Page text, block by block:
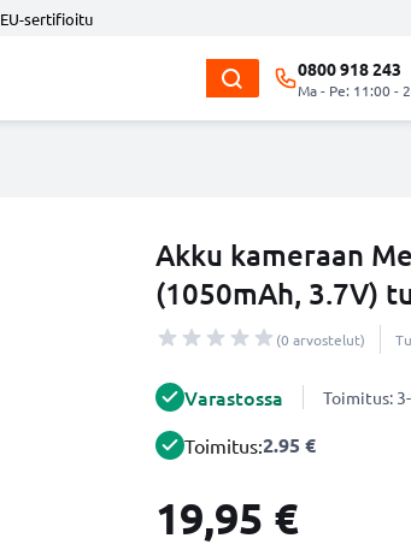
sertifioitu
0800 918 243
Ma - Pe: 11:00 -
Akku kameraan
(1050mAh, 3.7V)
(0 arvostelut)
Varastossa Toimitus:
Toimitus:2.95 €
19,95 €